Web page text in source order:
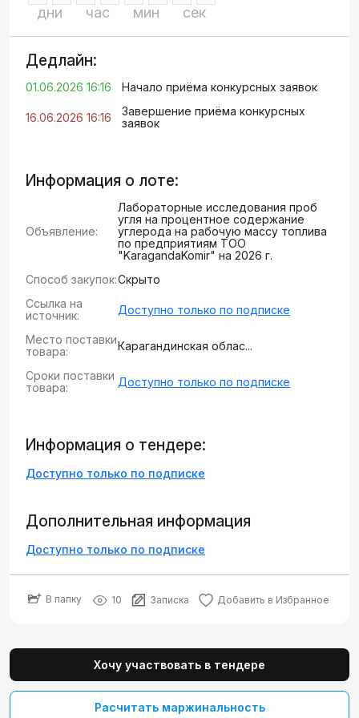
дни час мин сек
Дедлайн:
01.06.2026 16:16 Начало приёма конкурсных заявок
16.06.2026 16:16
Завершение приёма конкурсных
заявок
Информация о лоте:
Объявление:
Лабораторные исследования проб
угля на процентное содержание
углерода на рабочую массу топлива
по предприятиям ТОО
"KaragandaKomir" на 2026 г.
Способ закупок:Скрыто
Ссылка на
источник:
Доступно только по подписке
Место поставки
товара:
Карагандинская облас...
Сроки поставки
товара:
Доступно только по подписке
Информация о тендере:
Доступно только по подписке
Дополнительная информация
Доступно только по подписке
В папку 10 Записка Добавить в Избранное
Хочу участвовать в тендере
Расчитать маржинальность